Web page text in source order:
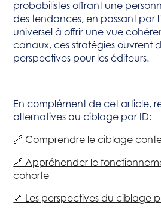
probabilistes offrant une
des tendances, en passant par
universel à offrir une vue
canaux, ces stratégies ouvrent
perspectives pour les éditeurs.
En complément de cet article,
alternatives au ciblage par ID:
🔗 Comprendre le ciblage
🔗 Appréhender le
cohorte
🔗 Les perspectives du ciblage